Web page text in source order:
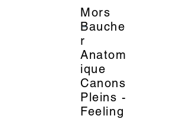
Mors
Bauche
r
Anatom
ique
Canons
Pleins -
Feeling
_